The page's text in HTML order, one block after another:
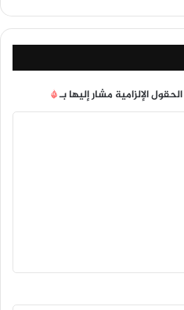
الحقول الإلزامية مشار إليها بـ*